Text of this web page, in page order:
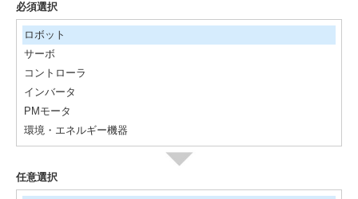
必須選択
ロボット
サーボ
コントローラ
インバータ
PMモータ
環境・エネルギー機器
任意選択